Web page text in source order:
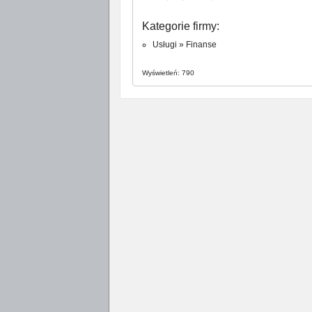
Kategorie firmy:
Usługi » Finanse
Wyświetleń: 790